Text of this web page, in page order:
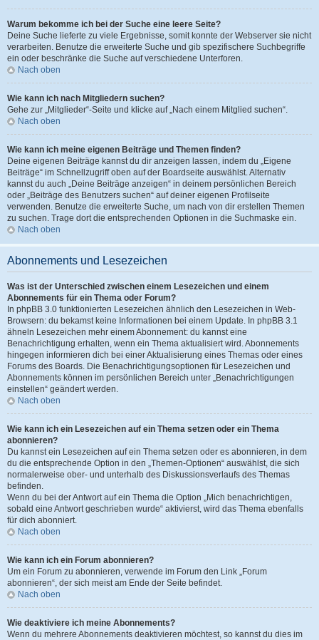
Warum bekomme ich bei der Suche eine leere Seite?
Deine Suche lieferte zu viele Ergebnisse, somit konnte der Webserver sie nicht
verarbeiten. Benutze die erweiterte Suche und gib spezifischere Suchbegriffe
ein oder beschränke die Suche auf verschiedene Unterforen.
Nach oben
Wie kann ich nach Mitgliedern suchen?
Gehe zur „Mitglieder“-Seite und klicke auf „Nach einem Mitglied suchen“.
Nach oben
Wie kann ich meine eigenen Beiträge und Themen finden?
Deine eigenen Beiträge kannst du dir anzeigen lassen, indem du „Eigene
Beiträge“ im Schnellzugriff oben auf der Boardseite auswählst. Alternativ
kannst du auch „Deine Beiträge anzeigen“ in deinem persönlichen Bereich
oder „Beiträge des Benutzers suchen“ auf deiner eigenen Profilseite
verwenden. Benutze die erweiterte Suche, um nach von dir erstellen Themen
zu suchen. Trage dort die entsprechenden Optionen in die Suchmaske ein.
Nach oben
Abonnements und Lesezeichen
Was ist der Unterschied zwischen einem Lesezeichen und einem
Abonnements für ein Thema oder Forum?
In phpBB 3.0 funktionierten Lesezeichen ähnlich den Lesezeichen in Web-
Browsern: du bekamst keine Informationen bei einem Update. In phpBB 3.1
ähneln Lesezeichen mehr einem Abonnement: du kannst eine
Benachrichtigung erhalten, wenn ein Thema aktualisiert wird. Abonnements
hingegen informieren dich bei einer Aktualisierung eines Themas oder eines
Forums des Boards. Die Benachrichtigungsoptionen für Lesezeichen und
Abonnements können im persönlichen Bereich unter „Benachrichtigungen
einstellen“ geändert werden.
Nach oben
Wie kann ich ein Lesezeichen auf ein Thema setzen oder ein Thema
abonnieren?
Du kannst ein Lesezeichen auf ein Thema setzen oder es abonnieren, in dem
du die entsprechende Option in den „Themen-Optionen“ auswählst, die sich
normalerweise ober- und unterhalb des Diskussionsverlaufs des Themas
befinden.
Wenn du bei der Antwort auf ein Thema die Option „Mich benachrichtigen,
sobald eine Antwort geschrieben wurde“ aktivierst, wird das Thema ebenfalls
für dich abonniert.
Nach oben
Wie kann ich ein Forum abonnieren?
Um ein Forum zu abonnieren, verwende im Forum den Link „Forum
abonnieren“, der sich meist am Ende der Seite befindet.
Nach oben
Wie deaktiviere ich meine Abonnements?
Wenn du mehrere Abonnements deaktivieren möchtest, so kannst du dies im